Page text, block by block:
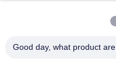
Good day, what product